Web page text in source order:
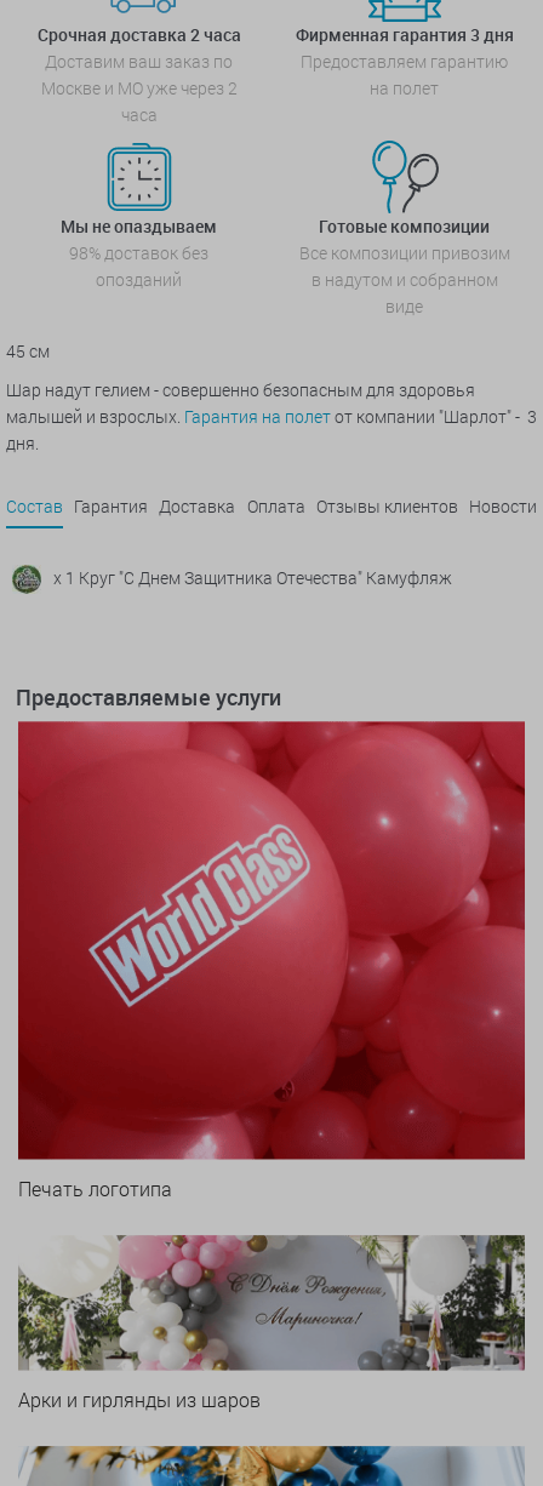
Срочная доставка 2 часа
Доставим ваш заказ по
Москве и МО уже через 2
часа
Фирменная гарантия 3 дня
Предоставляем гарантию
на полет
Мы не опаздываем
98% доставок без
опозданий
Готовые композиции
Все композиции привозим
в надутом и собранном
виде
45 см
Шар надут гелием - совершенно безопасным для здоровья
малышей и взрослых. Гарантия на полетот компании "Шарлот" - 3
дня.
Состав Гарантия Доставка Оплата Отзывы клиентов Новости
x 1 Круг "С Днем Защитника Отечества" Камуфляж
Предоставляемые услуги
Печать логотипа
Арки и гирлянды из шаров